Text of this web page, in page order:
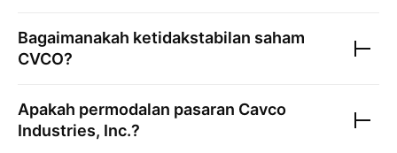
Bagaimanakah ketidakstabilan saham
CVCO?
Apakah permodalan pasaran Cavco
Industries, Inc.?